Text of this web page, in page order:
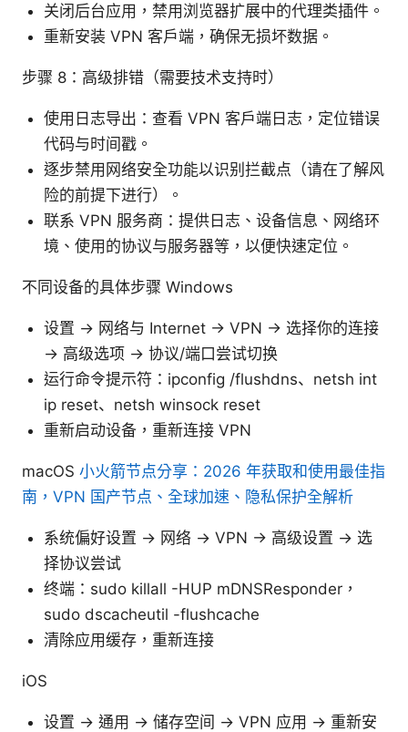
关闭后台应用，禁用浏览器扩展中的代理类插件。
重新安装 VPN 客户端，确保无损坏数据。
步骤 8：高级排错（需要技术支持时）
使用日志导出：查看 VPN 客户端日志，定位错误
代码与时间戳。
逐步禁用网络安全功能以识别拦截点（请在了解风
险的前提下进行）。
联系 VPN 服务商：提供日志、设备信息、网络环
境、使用的协议与服务器等，以便快速定位。
不同设备的具体步骤 Windows
设置 -> 网络与 Internet -> VPN -> 选择你的连接
-> 高级选项 -> 协议/端口尝试切换
运行命令提示符：ipconfig /flushdns、netsh int
ip reset、netsh winsock reset
重新启动设备，重新连接 VPN
macOS 小火箭节点分享：2026 年获取和使用最佳指
南，VPN 国产节点、全球加速、隐私保护全解析
系统偏好设置 -> 网络 -> VPN -> 高级设置 -> 选
择协议尝试
终端：sudo killall -HUP mDNSResponder，
sudo dscacheutil -flushcache
清除应用缓存，重新连接
iOS
设置 -> 通用 -> 储存空间 -> VPN 应用 -> 重新安